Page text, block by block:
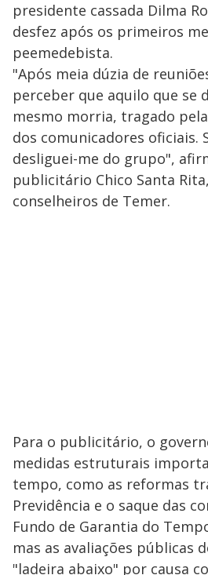
presidente cassada Dilma
desfez após os primeiros
peemedebista.
"Após meia dúzia de
perceber que aquilo que se
mesmo morria, tragado
dos comunicadores oficiais.
desliguei-me do grupo",
publicitário Chico Santa
conselheiros de Temer.
Para o publicitário, o
medidas estruturais
tempo, como as reformas
Previdência e o saque das
Fundo de Garantia do
mas as avaliações públicas
"ladeira abaixo" por causa